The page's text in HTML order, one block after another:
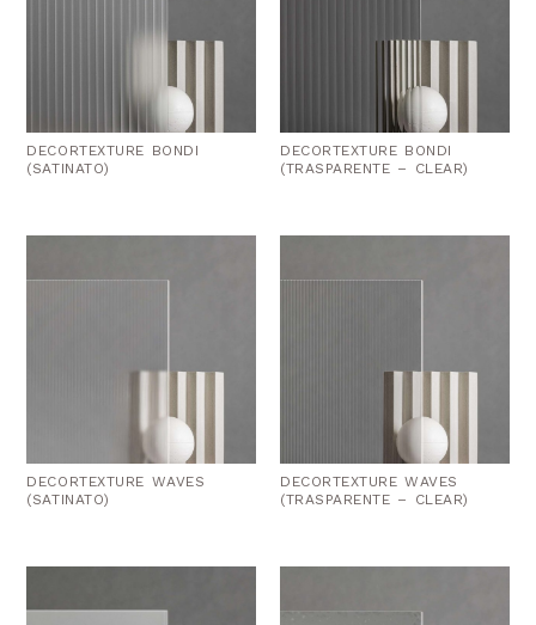
DECORTEXTURE BONDI
(SATINATO)
DECORTEXTURE BONDI
(TRASPARENTE – CLEAR)
DECORTEXTURE WAVES
(SATINATO)
DECORTEXTURE WAVES
(TRASPARENTE – CLEAR)